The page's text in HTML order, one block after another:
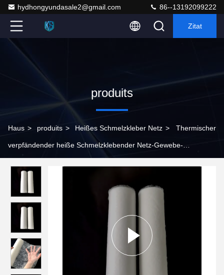
hydhongyundasale2@gmail.com 86--13192099222
Zitat
produits
Haus > produits > Heißes Schmelzkleber Netz > Thermischer
verpfändender heiße Schmelzklebender Netz-Gewebe-